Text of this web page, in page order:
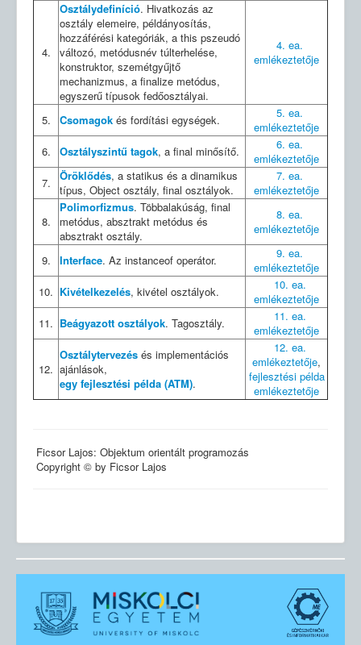
4.
Osztálydefiníció. Hivatkozás az
osztály elemeire, példányosítás,
hozzáférési kategóriák, a this pszeudó
változó, metódusnév túlterhelése,
konstruktor, szemétgyűjtő
mechanizmus, a finalize metódus,
egyszerű típusok fedőosztályai.
4. ea.
emlékeztetője
5. Csomagok és fordítási egységek.
5. ea.
emlékeztetője
6.
Osztályszintű tagok, a final minősítő.
6. ea.
emlékeztetője
7.
Öröklődés, a statikus és a dinamikus
típus, Object osztály, final osztályok.
7. ea.
emlékeztetője
8.
Polimorfizmus. Többalakúság, final
metódus, absztrakt metódus és
absztrakt osztály.
8. ea.
emlékeztetője
9. Interface. Az instanceof operátor.
9. ea.
emlékeztetője
10. Kivételkezelés, kivétel osztályok.
10. ea.
emlékeztetője
11. Beágyazott osztályok. Tagosztály.
11. ea.
emlékeztetője
12.
Osztálytervezés és implementációs
ajánlások,
egy fejlesztési példa (ATM).
12. ea.
emlékeztetője,
fejlesztési példa
emlékeztetője
Ficsor Lajos: Objektum orientált programozás
Copyright © by Ficsor Lajos